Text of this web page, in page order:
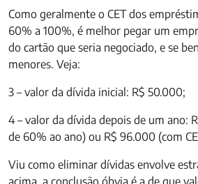
Como geralmente o CET dos
60% a 100%, é melhor pegar um
do cartão que seria negociado, e se
menores. Veja:
3 – valor da dívida inicial: R$ 50.000;
4 – valor da dívida depois de um ano:
de 60% ao ano) ou R$ 96.000 (com
Viu como eliminar dívidas envolve
acima, a conclusão óbvia é a de que